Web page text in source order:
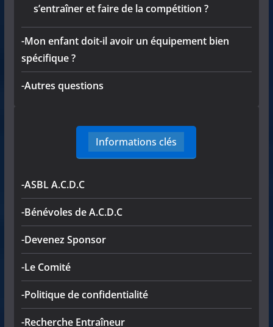
s’entraîner et faire de la compétition ?
-Mon enfant doit-il avoir un équipement bien
spécifique ?
-Autres questions
Informations clés
-ASBL A.C.D.C
-Bénévoles de A.C.D.C
-Devenez Sponsor
-Le Comité
-Politique de confidentialité
-Recherche Entraîneur